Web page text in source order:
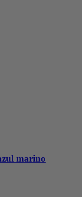
marino